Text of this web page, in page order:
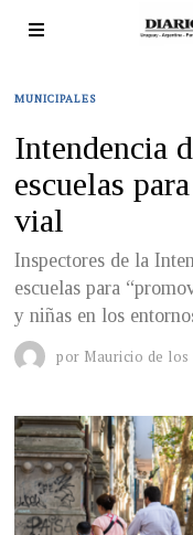
MUNICIPALES
Intendencia
escuelas
vial
Inspectores de la
escuelas para
y niñas en los
por Mauricio de los